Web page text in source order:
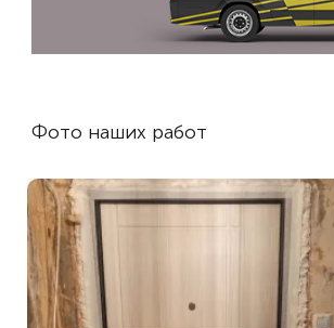
Фото наших работ